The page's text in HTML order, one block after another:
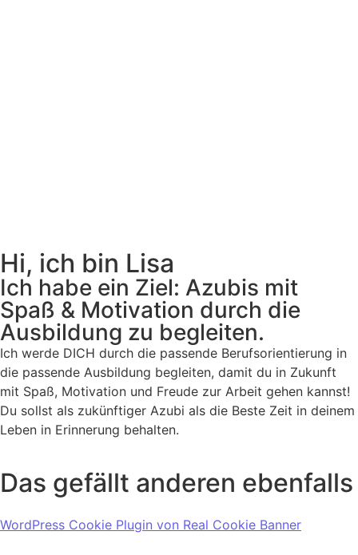
Hi, ich bin Lisa
Ich habe ein Ziel: Azubis mit
Spaß & Motivation durch die
Ausbildung zu begleiten.
Ich werde DICH durch die passende Berufsorientierung in
die passende Ausbildung begleiten, damit du in Zukunft
mit Spaß, Motivation und Freude zur Arbeit gehen kannst!
Du sollst als zukünftiger Azubi als die Beste Zeit in deinem
Leben in Erinnerung behalten.
Das gefällt anderen ebenfalls
WordPress Cookie Plugin von Real Cookie Banner